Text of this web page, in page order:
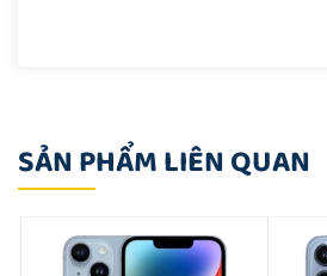
SẢN PHẨM LIÊN QUAN